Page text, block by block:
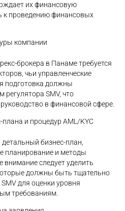
их финансовую
к проведению финансовых
компании
брокера в Панаме требуется
чьи управленческие
подготовка должны
регулятора SMV, что
в финансовой сфере.
плана и процедур AML/KYC
бизнес-план,
планирование и методы
внимание следует уделить
должны быть тщательно
для оценки уровня
требованиям.